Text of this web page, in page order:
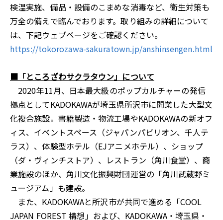
検温実施、備品・設備のこまめな消毒など、衛生対策も
万全の備えで臨んでおります。取り組みの詳細について
は、下記ウェブページをご確認ください。
https://tokorozawa-sakuratown.jp/anshinsengen.html
■「ところざわサクラタウン」について
2020年11月、日本最大級のポップカルチャーの発信
拠点としてKADOKAWAが埼玉県所沢市に開業した大型文
化複合施設。書籍製造・物流工場やKADOKAWAの新オフ
ィス、イベントスペース（ジャパンパビリオン、千人テ
ラス）、体験型ホテル（EJアニメホテル）、ショップ
（ダ・ヴィンチストア）、レストラン（角川食堂）、商
業施設のほか、角川文化振興財団運営の「角川武蔵野ミ
ュージアム」も建設。
また、KADOKAWAと所沢市が共同で進める「COOL
JAPAN FOREST 構想」および、KADOKAWA・埼玉県・